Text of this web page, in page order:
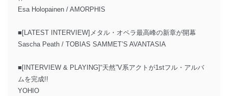
Esa Holopainen / AMORPHIS
■[LATEST INTERVIEW]メタル・オペラ最高峰の新章が開幕
Sascha Peath / TOBIAS SAMMET’S AVANTASIA
■[INTERVIEW & PLAYING]“天然”V系アクトが1stフル・アルバ
ムを完成!!
YOHIO